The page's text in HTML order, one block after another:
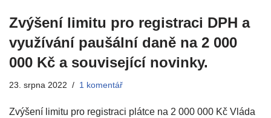
Zvýšení limitu pro registraci DPH a
využívání paušální daně na 2 000
000 Kč a související novinky.
23. srpna 2022 1 komentář
Zvýšení limitu pro registraci plátce na 2 000 000 Kč Vláda